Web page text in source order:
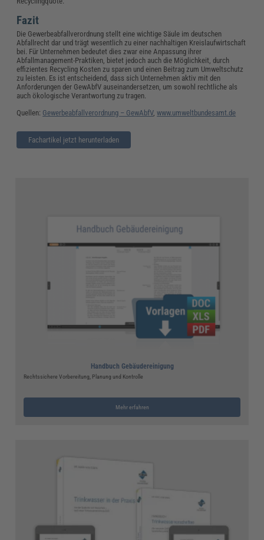
Fazit
Die Gewerbeabfallverordnung stellt eine wichtige Säule im deutschen
Abfallrecht dar und trägt wesentlich zu einer nachhaltigen Kreislaufwirtschaft
bei. Für Unternehmen bedeutet dies zwar eine Anpassung ihrer
Abfallmanagement-Praktiken, bietet jedoch auch die Möglichkeit, durch
effizientes Recycling Kosten zu sparen und einen Beitrag zum Umweltschutz
zu leisten. Es ist entscheidend, dass sich Unternehmen aktiv mit den
Anforderungen der GewAbfV auseinandersetzen, um sowohl rechtliche als
auch ökologische Verantwortung zu tragen.
Quellen: Gewerbeabfallverordnung – GewAbfV,www.umweltbundesamt.de
Fachartikel jetzt herunterladen
Handbuch Gebäudereinigung
Rechtssichere Vorbereitung, Planung und Kontrolle
Mehr erfahren